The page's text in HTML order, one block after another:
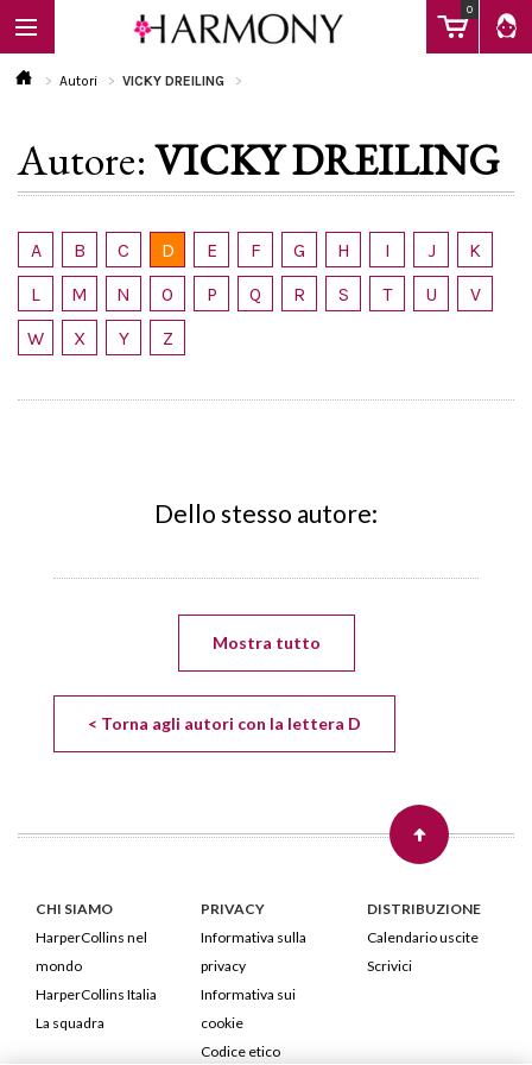
0
EBOOK
LIBRI
Calendario
Autori VICKY DREILING
Autore:VICKY DREILING
A B C D E F G H I J
K
L
M N O P Q R S T U
V
W
X Y Z
Dello stesso autore:
Mostra tutto
< Torna agli autori con la lettera D
CHI SIAMO
HarperCollins nel
mondo
HarperCollins Italia
La squadra
PRIVACY
Informativa sulla
privacy
Informativa sui
cookie
Codice etico
DISTRIBUZIONE
Calendario uscite
Scrivici